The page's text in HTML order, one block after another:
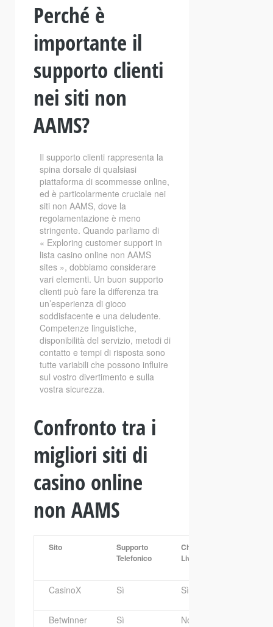
Perché è
importante il
supporto clienti
nei siti non
AAMS?
Il supporto clienti rappresenta la
spina dorsale di qualsiasi
piattaforma di scommesse online,
ed è particolarmente cruciale nei
siti non AAMS, dove la
regolamentazione è meno
stringente. Quando parliamo di
« Exploring customer support in
lista casino online non AAMS
sites », dobbiamo considerare
vari elementi. Un buon supporto
clienti può fare la differenza tra
un’esperienza di gioco
soddisfacente e una deludente.
Competenze linguistiche,
disponibilità del servizio, metodi di
contatto e tempi di risposta sono
tutte variabili che possono influire
sul vostro divertimento e sulla
vostra sicurezza.
Confronto tra i
migliori siti di
casino online
non AAMS
Sito
Supporto
Telefonico
Chat
Live
CasinoX Sì Sì
Betwinner Sì No